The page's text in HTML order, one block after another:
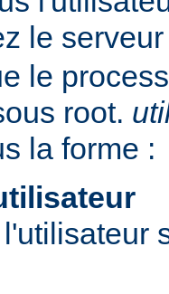
le
le
root.
la forme :